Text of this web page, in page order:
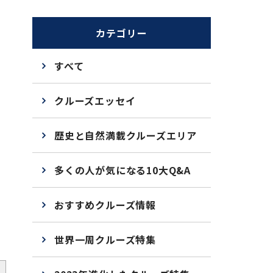
カテゴリー
すべて
クルーズエッセイ
歴史と自然満載クルーズエリア
多くの人が気になる10大Q&A
おすすめクルーズ情報
世界一周クルーズ特集